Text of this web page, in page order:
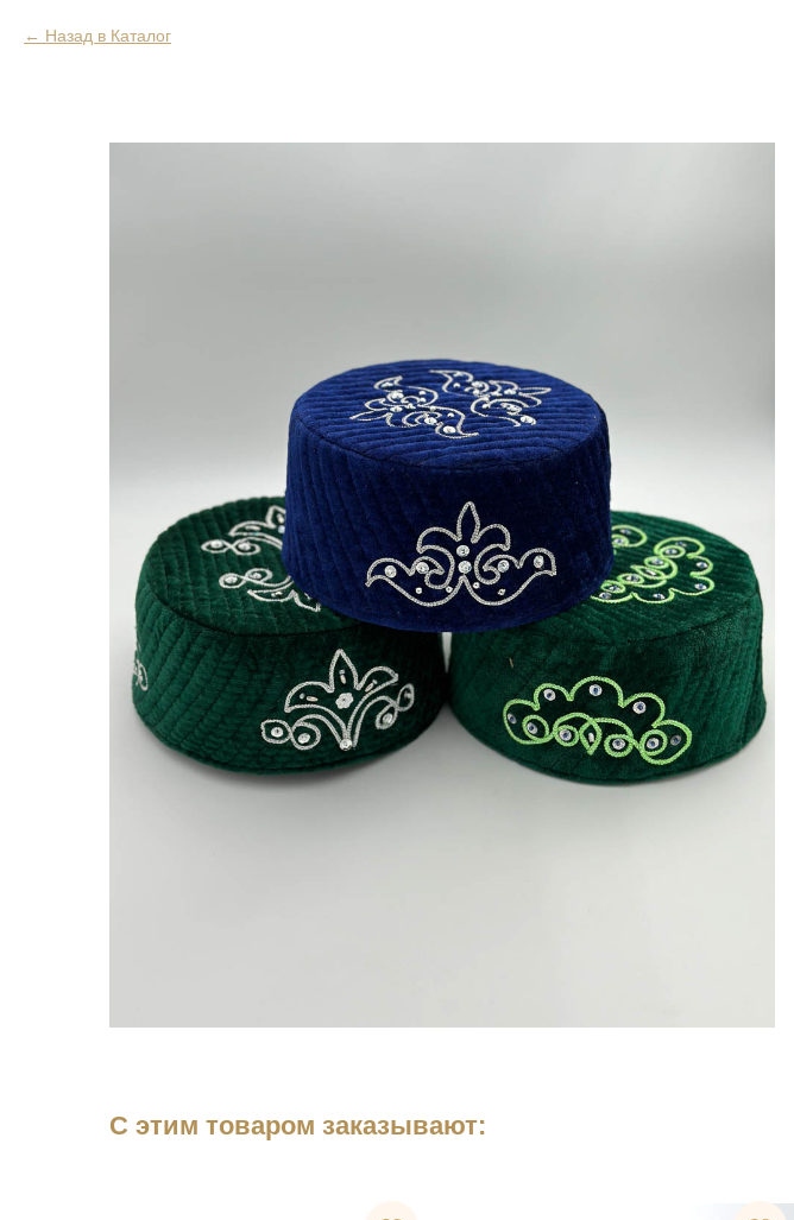
Назад в Каталог
С этим товаром заказывают: